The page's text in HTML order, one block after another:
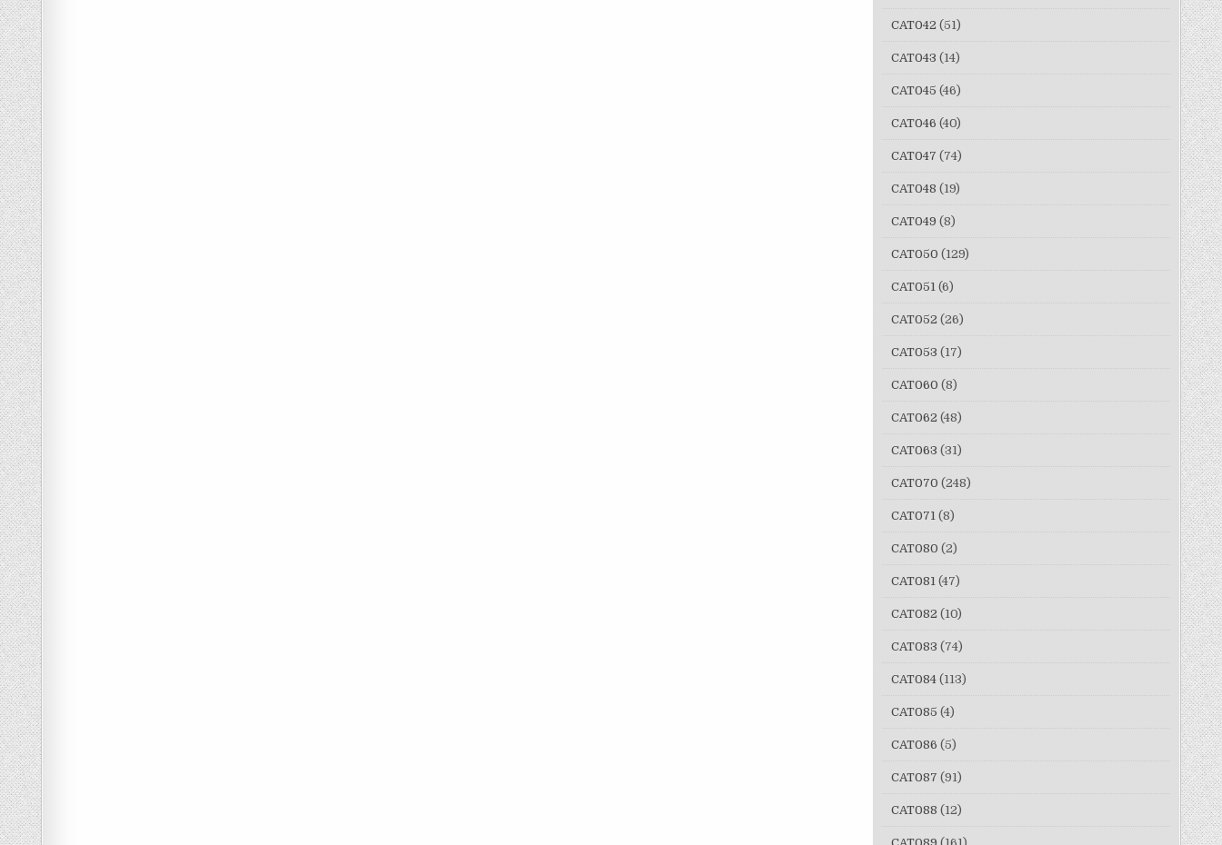
CAT042 (51)
CAT043 (14)
CAT045 (46)
CAT046 (40)
CAT047 (74)
CAT048 (19)
CAT049 (8)
CAT050 (129)
CAT051 (6)
CAT052 (26)
CAT053 (17)
CAT060 (8)
CAT062 (48)
CAT063 (31)
CAT070 (248)
CAT071 (8)
CAT080 (2)
CAT081 (47)
CAT082 (10)
CAT083 (74)
CAT084 (113)
CAT085 (4)
CAT086 (5)
CAT087 (91)
CAT088 (12)